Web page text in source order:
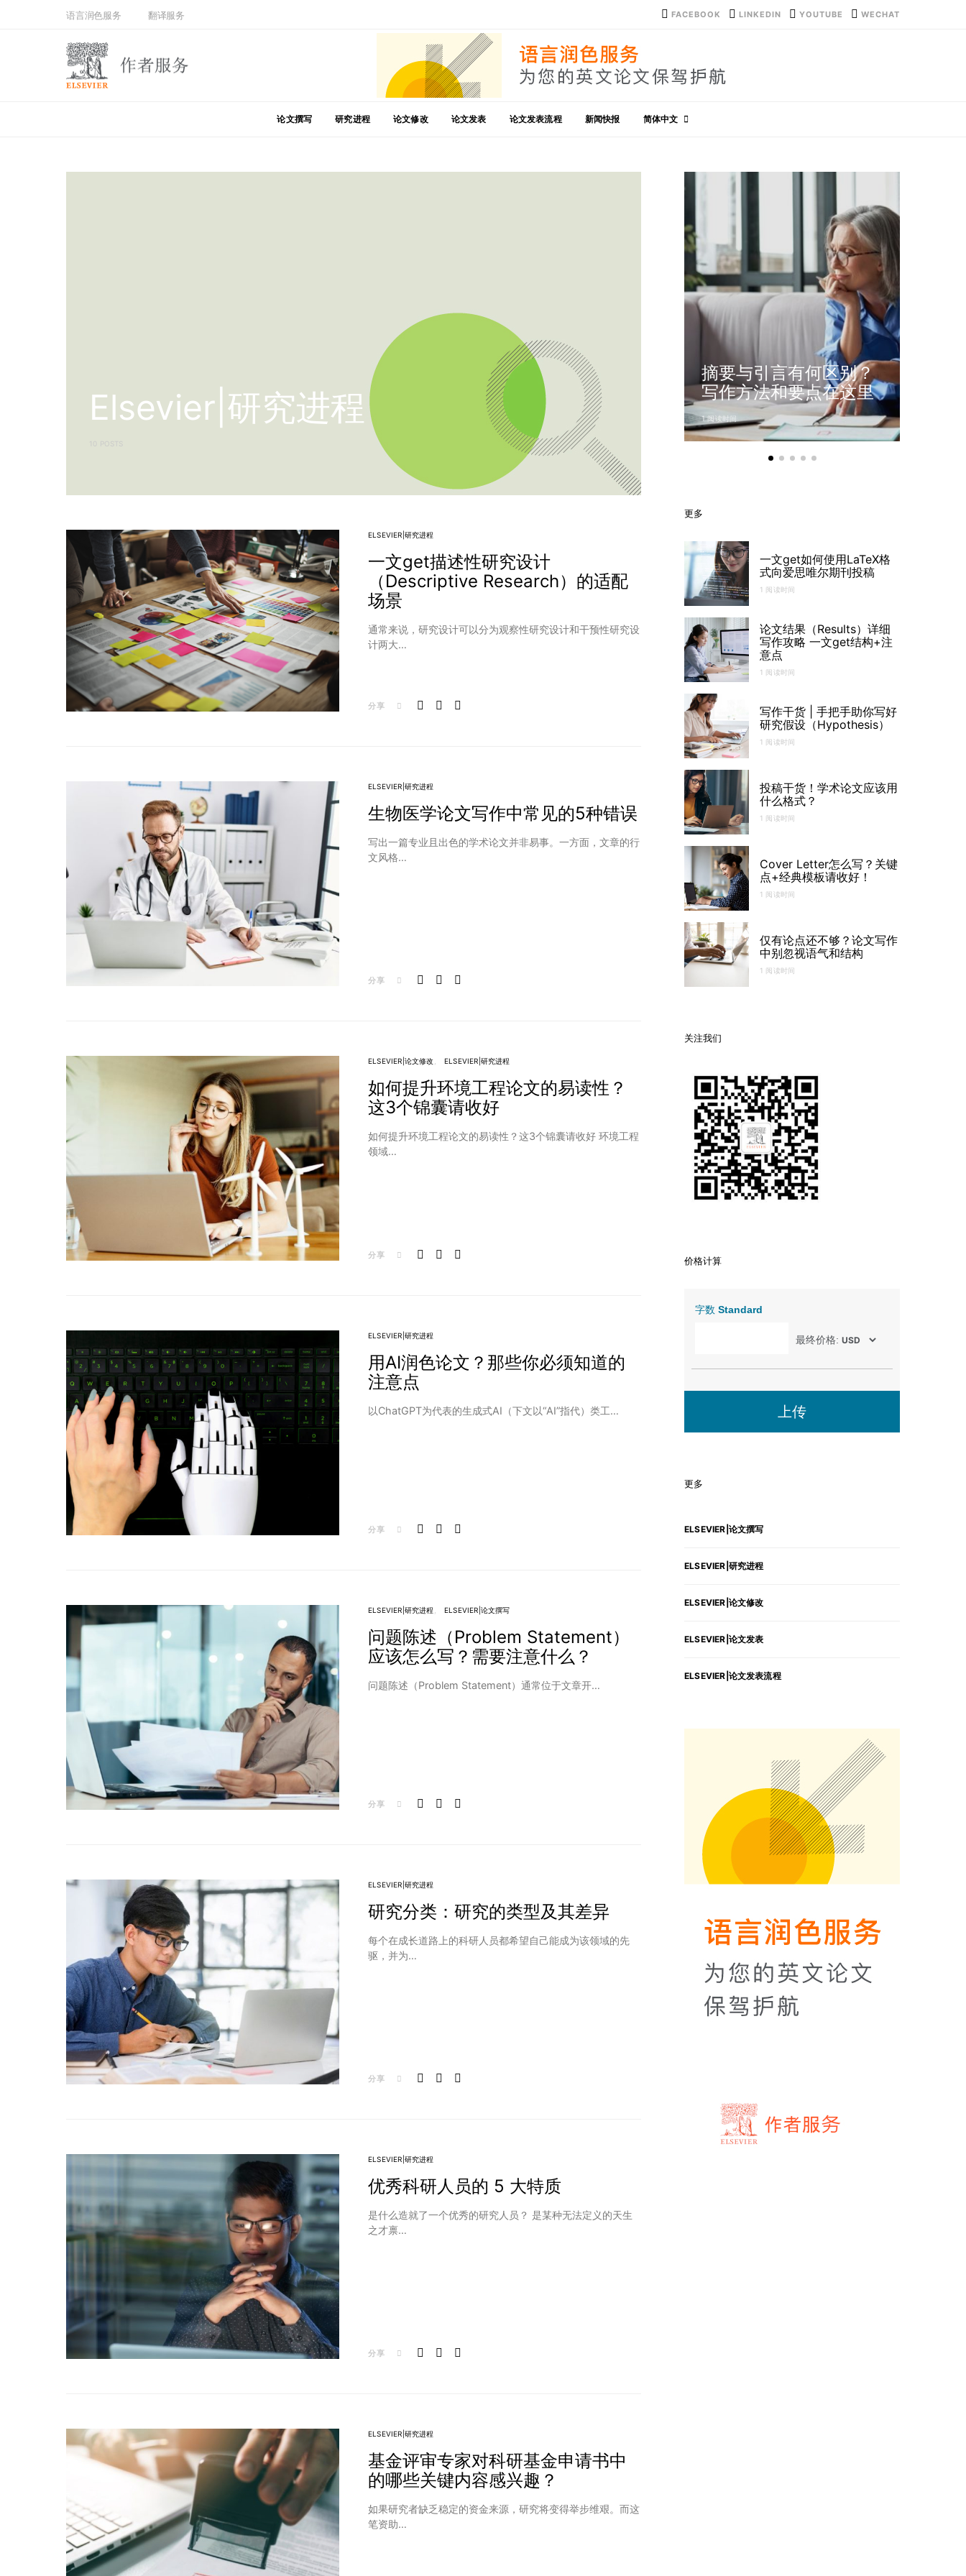
语言润色服务 翻译服务 FACEBOOK LINKEDIN YOUTUBE WECHAT
论文撰写 研究进程 论文修改 论文发表 论文发表流程 新闻快报 简体中文
Elsevier|研究进程
ELSEVIER|研究进程
一文get描述性研究设计
（Descriptive Research）的适配
场景
通常来说，研究设计可以分为观察性研究设计和干预性研究设
计两大…
分享
ELSEVIER|研究进程
生物医学论文写作中常见的5种错误
写出一篇专业且出色的学术论文并非易事。一方面，文章的行
文风格…
分享
ELSEVIER|论文修改 ELSEVIER|研究进程
如何提升环境工程论文的易读性？
这3个锦囊请收好
如何提升环境工程论文的易读性？这3个锦囊请收好 环境工程
领域…
分享
ELSEVIER|研究进程
用AI润色论文？那些你必须知道的
注意点
以ChatGPT为代表的生成式AI（下文以“AI”指代）类工…
分享
ELSEVIER|研究进程 ELSEVIER|论文撰写
问题陈述（Problem Statement）
应该怎么写？需要注意什么？
问题陈述（Problem Statement）通常位于文章开…
分享
ELSEVIER|研究进程
研究分类：研究的类型及其差异
每个在成长道路上的科研人员都希望自己能成为该领域的先
驱，并为…
分享
ELSEVIER|研究进程
优秀科研人员的 5 大特质
是什么造就了一个优秀的研究人员？ 是某种无法定义的天生
之才禀…
分享
ELSEVIER|研究进程
基金评审专家对科研基金申请书中
的哪些关键内容感兴趣？
如果研究者缺乏稳定的资金来源，研究将变得举步维艰。而这
笔资助…
摘要与引言有何区别？
写作方法和要点在这里
1 阅读时间
更多
一文get如何使用LaTeX格
式向爱思唯尔期刊投稿
1 阅读时间
论文结果（Results）详细
写作攻略 一文get结构+注
意点
1 阅读时间
写作干货 | 手把手助你写好
研究假设（Hypothesis）
1 阅读时间
投稿干货！学术论文应该用
什么格式？
1 阅读时间
Cover Letter怎么写？关键
点+经典模板请收好！
1 阅读时间
仅有论点还不够？论文写作
中别忽视语气和结构
1 阅读时间
关注我们
价格计算
字数 Standard
最终价格:
上传
更多
ELSEVIER|论文撰写
ELSEVIER|研究进程
ELSEVIER|论文修改
ELSEVIER|论文发表
ELSEVIER|论文发表流程